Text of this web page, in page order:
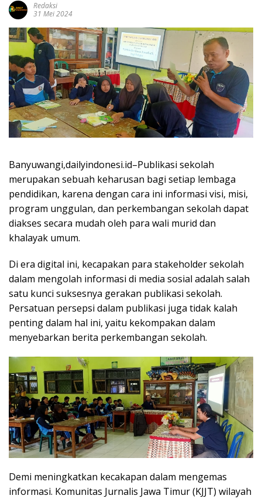
Redaksi
31 Mei 2024
Banyuwangi,dailyindonesi.id–Publikasi sekolah
merupakan sebuah keharusan bagi setiap lembaga
pendidikan, karena dengan cara ini informasi visi, misi,
program unggulan, dan perkembangan sekolah dapat
diakses secara mudah oleh para wali murid dan
khalayak umum.
Di era digital ini, kecapakan para stakeholder sekolah
dalam mengolah informasi di media sosial adalah salah
satu kunci suksesnya gerakan publikasi sekolah.
Persatuan persepsi dalam publikasi juga tidak kalah
penting dalam hal ini, yaitu kekompakan dalam
menyebarkan berita perkembangan sekolah.
Demi meningkatkan kecakapan dalam mengemas
informasi. Komunitas Jurnalis Jawa Timur (KJJT) wilayah